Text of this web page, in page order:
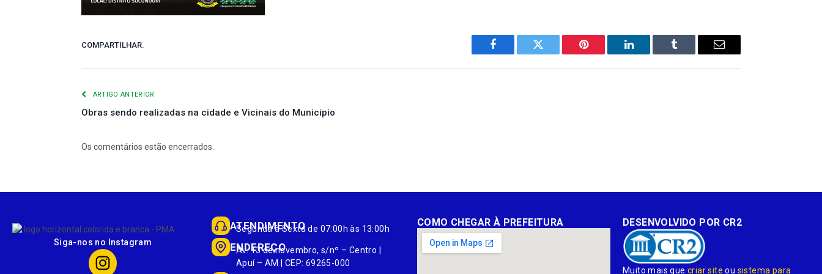
COMPARTILHAR.
Facebook Twitter Pinterest LinkedIn Tumblr
E-
ARTIGO ANTERIOR
Obras sendo realizadas na cidade e Vicinais do Municipio
Os comentários estão encerrados.
Siga-nos no Instagram
ATENDIMENTO
Segunda à Sexta de 07:00h às 13:00h
ENDEREÇO
Av. 13 de novembro, s/nº – Centro |
Apuí – AM | CEP: 69265-000
COMO CHEGAR À PREFEITURA DESENVOLVIDO POR CR2
Muito mais quecriar site ou sistema para